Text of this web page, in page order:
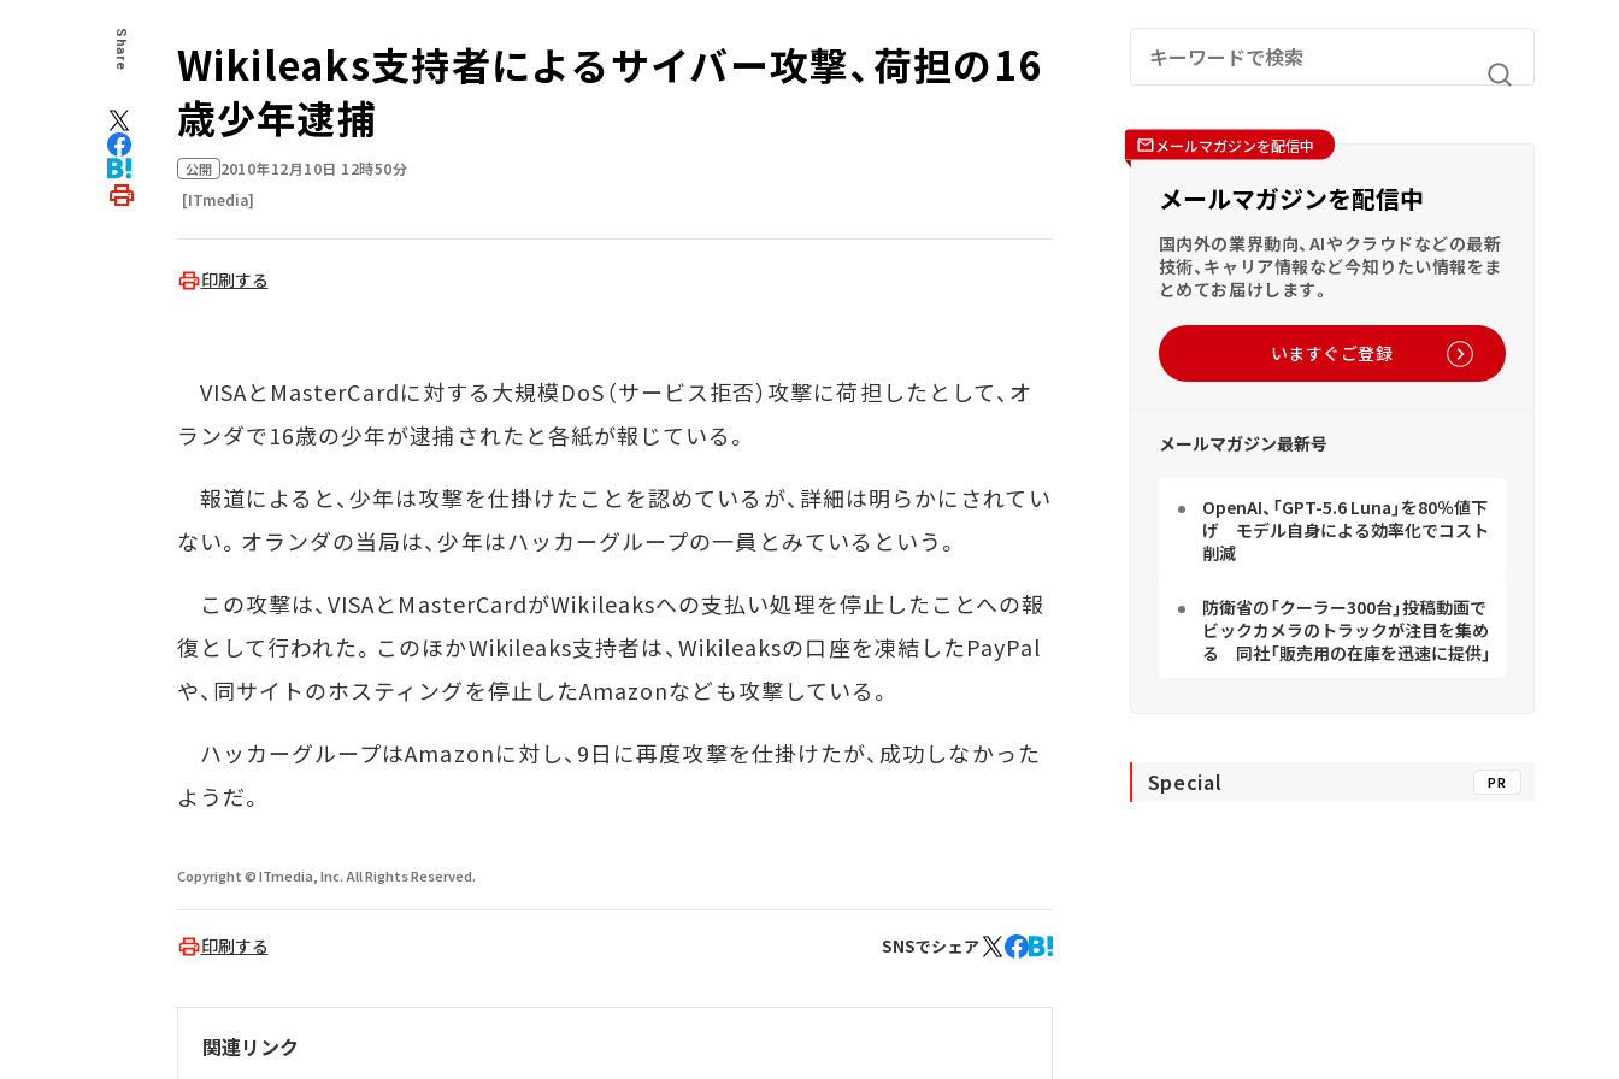
Share
Wikileaks支持者によるサイバー攻撃、荷担の16
歳少年逮捕
公開 2010年12月10日 12時50分
[ITmedia]
印刷する
VISAとMasterCardに対する大規模DoS（サービス拒否）攻撃に荷担したとして、オ
ランダで16歳の少年が逮捕されたと各紙が報じている。
報道によると、少年は攻撃を仕掛けたことを認めているが、詳細は明らかにされてい
ない。オランダの当局は、少年はハッカーグループの一員とみているという。
この攻撃は、VISAとMasterCardがWikileaksへの支払い処理を停止したことへの報
復として行われた。このほかWikileaks支持者は、Wikileaksの口座を凍結したPayPal
や、同サイトのホスティングを停止したAmazonなども攻撃している。
ハッカーグループはAmazonに対し、9日に再度攻撃を仕掛けたが、成功しなかった
ようだ。
Copyright © ITmedia, Inc. All Rights Reserved.
印刷する SNSでシェア
関連リンク
メールマガジンを配信中
メールマガジンを配信中
国内外の業界動向、AIやクラウドなどの最新
技術、キャリア情報など今知りたい情報をま
とめてお届けします。
いますぐご登録
メールマガジン最新号
OpenAI、「GPT-5.6 Luna」を80％値下
げ モデル自身による効率化でコスト
削減
防衛省の「クーラー300台」投稿動画で
ビックカメラのトラックが注目を集め
る 同社「販売用の在庫を迅速に提供」
Special PR